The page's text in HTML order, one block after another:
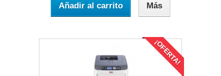
Añadir al carrito Más
¡OFERTA!